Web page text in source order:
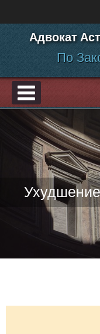
Адвокат
По